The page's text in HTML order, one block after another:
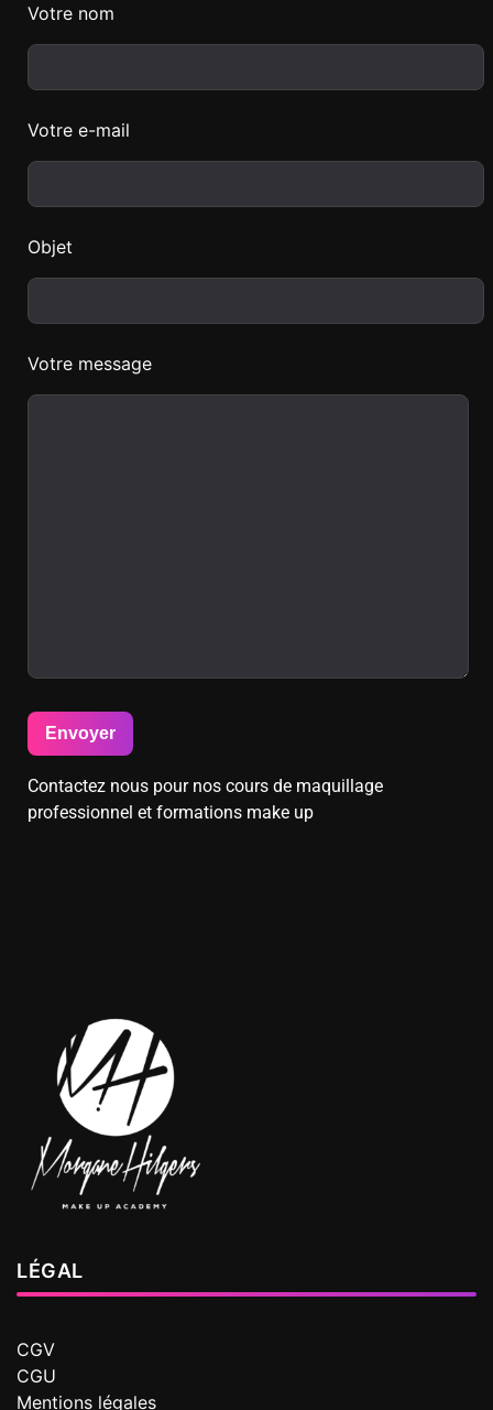
Votre nom
Votre e-mail
Objet
Votre message
Contactez nous pour nos cours de maquillage
professionnel et formations make up
LÉGAL
CGV
CGU
Mentions légales